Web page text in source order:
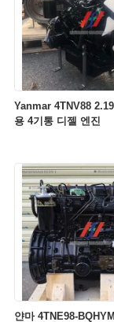
Yanmar 4TNV88
용 4기통 디젤 엔진
얀마 4TNE98-